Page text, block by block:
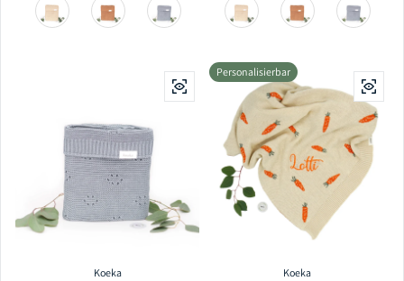
Koeka
Personalisierbar
Koeka